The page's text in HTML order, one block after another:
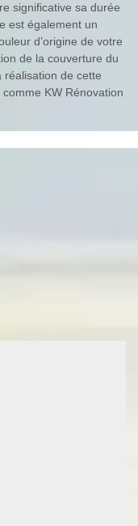
significative sa durée
est également un
d’origine de votre
de la couverture du
réalisation de cette
KW Rénovation